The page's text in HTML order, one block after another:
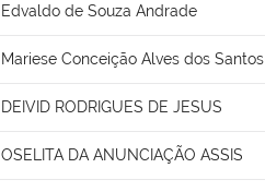
Edvaldo de Souza Andrade
Mariese Conceição Alves dos Santos
DEIVID RODRIGUES DE JESUS
OSELITA DA ANUNCIAÇÃO ASSIS